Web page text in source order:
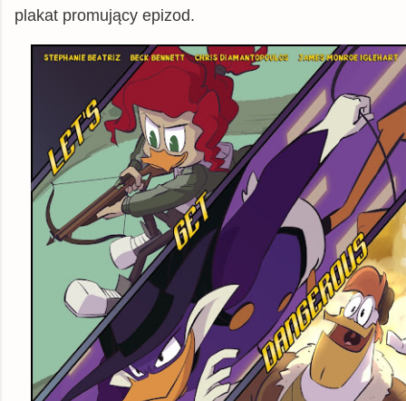
plakat promujący epizod.